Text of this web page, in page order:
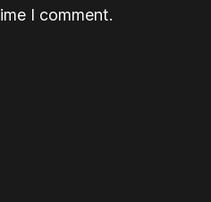
I comment.